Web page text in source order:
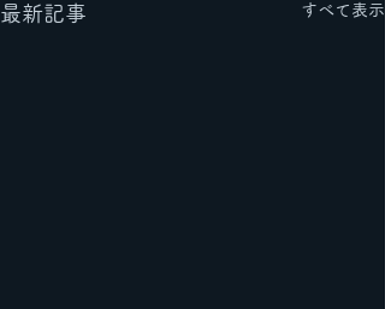
最新記事 すべて表示